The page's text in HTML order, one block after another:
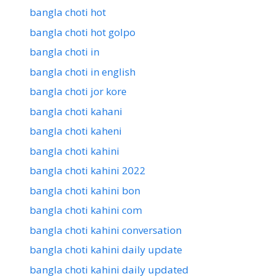
bangla choti hot
bangla choti hot golpo
bangla choti in
bangla choti in english
bangla choti jor kore
bangla choti kahani
bangla choti kaheni
bangla choti kahini
bangla choti kahini 2022
bangla choti kahini bon
bangla choti kahini com
bangla choti kahini conversation
bangla choti kahini daily update
bangla choti kahini daily updated